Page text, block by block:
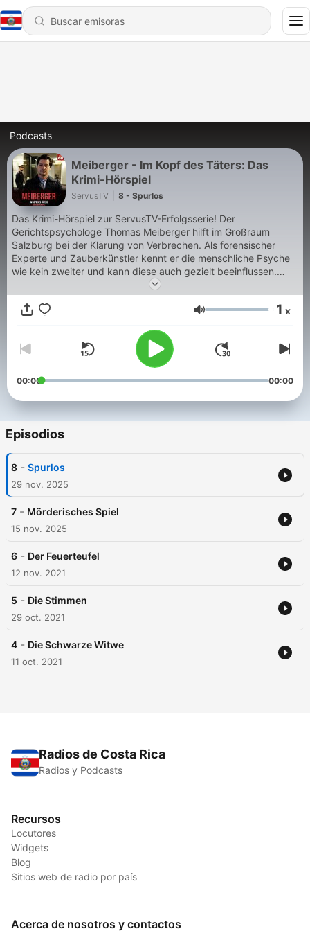
Podcasts
Meiberger - Im Kopf des Täters: Das
Krimi-Hörspiel
ServusTV 8 - Spurlos
Das Krimi-Hörspiel zur ServusTV-Erfolgsserie! Der
Gerichtspsychologe Thomas Meiberger hilft im Großraum
Salzburg bei der Klärung von Verbrechen. Als forensischer
Experte und Zauberkünstler kennt er die menschliche Psyche
wie kein zweiter und kann diese auch gezielt beeinflussen.
Durch das charmante und augenzwinkernde Auftreten der
Figuren kommt aber auch der typisch österreichische Humor
nicht zu kurz, wodurch ein einzigartiges TV-Format geschaffen
Krimispannung trifft. Erzählt aus der Perspektive von
authentischen Figuren, die man so nur bei uns findet.
Erzählstimme: Tinka Kleffner - Tonmischung: Natalie Helbling.
Volumen 1 x
00:00 00:00
Episodios
8 - Spurlos
29 nov. 2025
7 - Mörderisches Spiel
15 nov. 2025
6 - Der Feuerteufel
12 nov. 2021
5 - Die Stimmen
29 oct. 2021
4 - Die Schwarze Witwe
11 oct. 2021
Radios de Costa Rica
Radios y Podcasts
Recursos
Locutores
Widgets
Blog
Sitios web de radio por país
Acerca de nosotros y contactos